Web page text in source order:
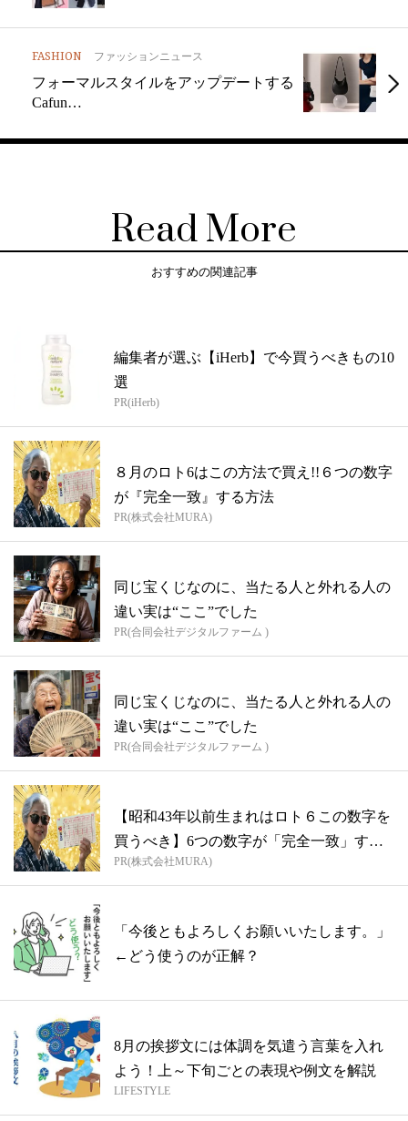
FASHION ファッションニュース
フォーマルスタイルをアップデートする
Cafun…
Read More
おすすめの関連記事
編集者が選ぶ【iHerb】で今買うべきもの10
選
PR(iHerb)
８月のロト6はこの方法で買え!!６つの数字
が『完全一致』する方法
PR(株式会社MURA)
同じ宝くじなのに、当たる人と外れる人の
違い実は“ここ”でした
PR(合同会社デジタルファーム )
同じ宝くじなのに、当たる人と外れる人の
違い実は“ここ”でした
PR(合同会社デジタルファーム )
【昭和43年以前生まれはロト６この数字を
買うべき】6つの数字が「完全一致」する
方...
PR(株式会社MURA)
「今後ともよろしくお願いいたします。」
←どう使うのが正解？
8月の挨拶文には体調を気遣う言葉を入れ
よう！上～下旬ごとの表現や例文を解説
LIFESTYLE